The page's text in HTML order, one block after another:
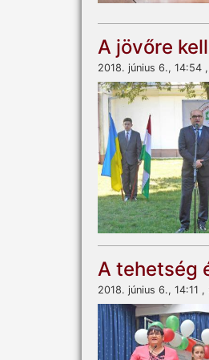
A jövőre
2018. június 6., 14:54
A tehetség
2018. június 6., 14:11 ,